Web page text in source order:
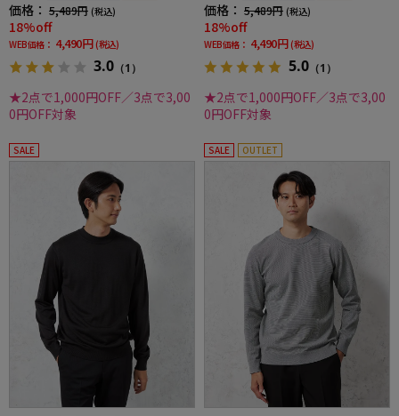
価格： 5,489円 (税込)
18%off
WEB価格： 4,490円 (税込)
3.0 （1）
★2点で1,000円OFF／3点で3,00
0円OFF対象
価格： 5,489円 (税込)
18%off
WEB価格： 4,490円 (税込)
5.0 （1）
★2点で1,000円OFF／3点で3,00
0円OFF対象
SALE SALE OUTLET